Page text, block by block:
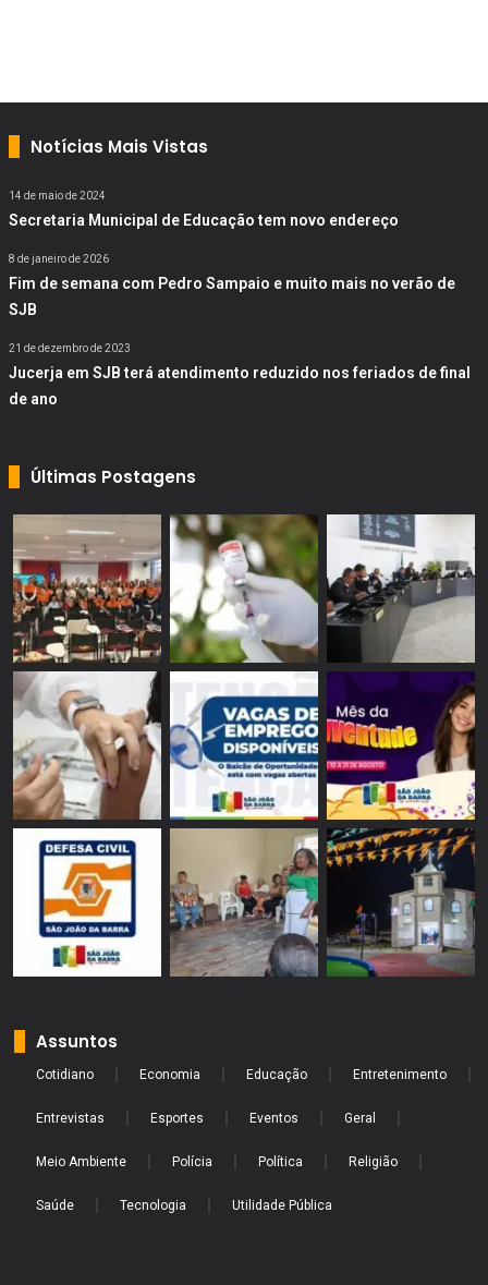
Notícias Mais Vistas
14 de maio de 2024
Secretaria Municipal de Educação tem novo endereço
8 de janeiro de 2026
Fim de semana com Pedro Sampaio e muito mais no verão de
SJB
21 de dezembro de 2023
Jucerja em SJB terá atendimento reduzido nos feriados de final
de ano
Últimas Postagens
Assuntos
Cotidiano Economia Educação Entretenimento
Entrevistas Esportes Eventos Geral
Meio Ambiente Polícia Política Religião
Saúde Tecnologia Utilidade Pública